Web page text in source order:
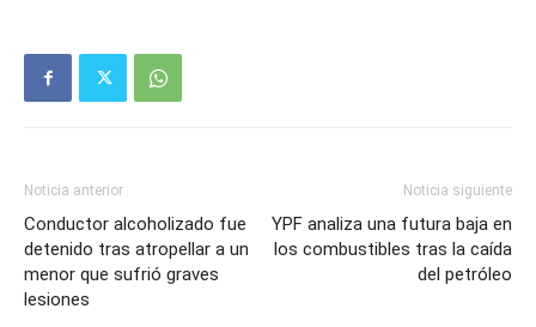
Noticia anterior
Conductor alcoholizado fue
detenido tras atropellar a un
menor que sufrió graves
lesiones
Noticia siguiente
YPF analiza una futura baja en
los combustibles tras la caída
del petróleo